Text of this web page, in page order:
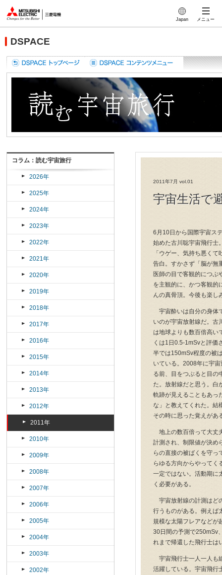
Japan メニュー
DSPACE
コラム：読む宇宙旅行
2026年
2025年
2024年
2023年
2022年
2021年
2020年
2019年
2018年
2017年
2016年
2015年
2014年
2013年
2012年
2011年
2010年
2009年
2008年
2007年
2006年
2005年
2004年
2003年
2002年
2011年7月 vol.01
宇宙生活で
6月10日から国際宇宙ス
始めた古川聡宇宙飛行士
「ウゲー、気持ち悪く
告白。すかさず「脳が無
医師の目で客観的につぶ
を主観的に、かつ客観的
んの真骨頂。今後も楽し
宇宙酔いは自分の身体
いのが宇宙放射線だ。古
は地球よりも数百倍高い
くは1日0.5-1mSvと評価
半では150mSv程度の被
いている。2008年に宇
る前、目をつぶると目の
た。放射線だと思う。白
軌跡が見えることもあっ
な」と教えてくれた。結
その時に思った覚えがあ
地上の数百倍って大丈
計測され、制限値が決め
らの直接の被ばくを守
らゆる方向からやってく
一定ではない。活動期に
く必要がある。
宇宙放射線の計測はど
行うものがある。例えば
規模な太陽フレアなどが
30日間の予測で250mSv
れまで帰還した飛行士は
宇宙飛行士一人一人も
活躍している。宇宙飛行